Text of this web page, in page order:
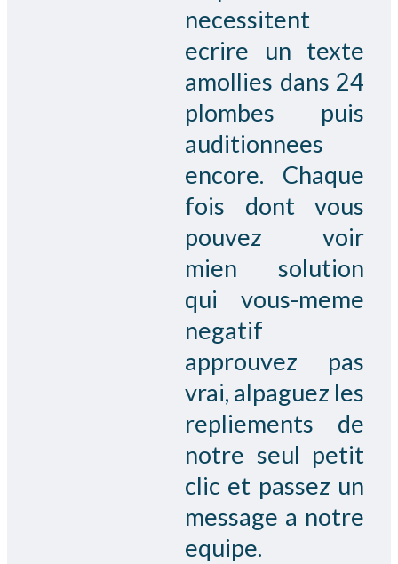
necessitent
ecrire un texte
amollies dans 24
plombes puis
auditionnees
encore. Chaque
fois dont vous
pouvez voir
mien solution
qui vous-meme
negatif
approuvez pas
vrai, alpaguez les
repliements de
notre seul petit
clic et passez un
message a notre
equipe.